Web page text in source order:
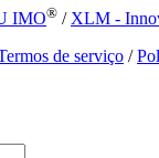
IMO® / XLM -
de serviço /